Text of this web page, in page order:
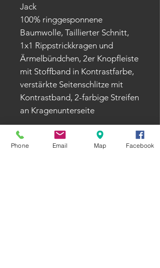
Jack
100% ringgesponnene
Baumwolle, Taillierter Schnitt,
1x1 Rippstrickkragen und
Ärmelbündchen, 2er Knopfleiste
mit Stoffband in Kontrastfarbe,
verstärkte Seitenschlitze mit
Kontrastband, 2-farbige Streifen
an Kragenunterseite
Phone Email Map Facebook